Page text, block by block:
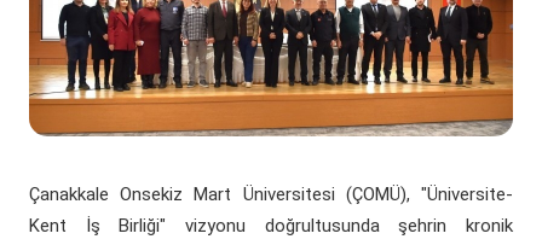
Çanakkale Onsekiz Mart Üniversitesi (ÇOMÜ), "Üniversite-
Kent İş Birliği" vizyonu doğrultusunda şehrin kronik
Kurumsal Değerlendirme Sistemi(yeni sekmede açılır)
Fahri Doktora Ünvanı
Döner Sermaye (yeni sekmede açılır)
Uluslararası Danışma Kurulu
Koordinatörlükler
ÇOMÜ Marşı
Üniversite Hastaneleri
Araştırma Laboratuarları(yeni sekmede açılır)
Lisansüstü Eğitim Enstitüsü (yeni sekmede açılır)
Öğrenci Dekanlığı(yeni sekmede açılır)
Öğrenci Kulüpleri Haberleri
Engelli Öğrenci Birimi (yeni sekmede açılır)